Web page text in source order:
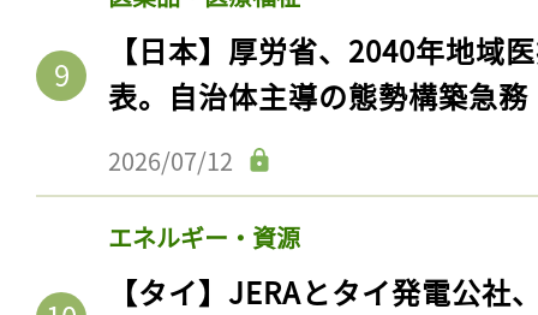
【日本】厚労省、2040年地域
表。自治体主導の態勢構築急務
2026/07/12
エネルギー・資源
【タイ】JERAとタイ発電公社